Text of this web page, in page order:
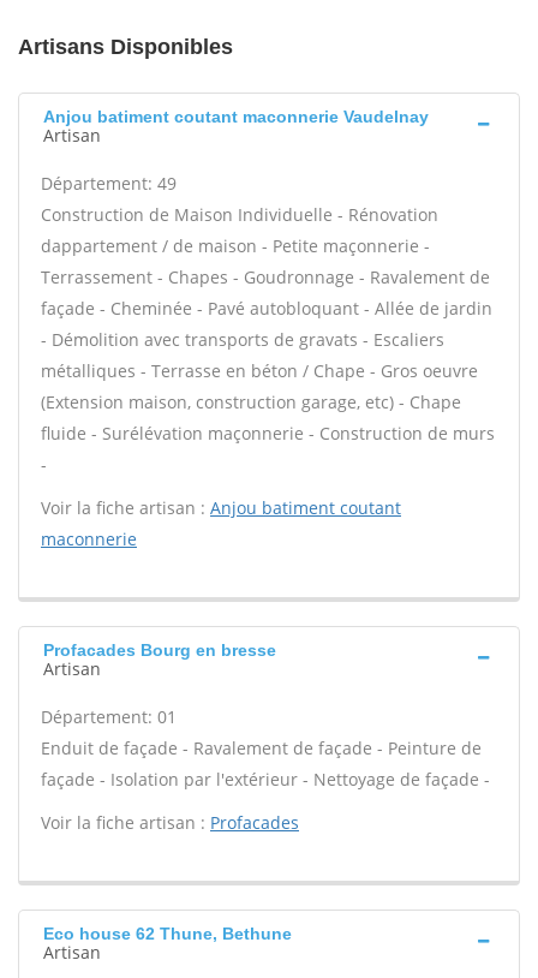
Artisans Disponibles
Anjou batiment coutant maconnerie Vaudelnay
Artisan
Département: 49
Construction de Maison Individuelle - Rénovation
dappartement / de maison - Petite maçonnerie -
Terrassement - Chapes - Goudronnage - Ravalement de
façade - Cheminée - Pavé autobloquant - Allée de jardin
- Démolition avec transports de gravats - Escaliers
métalliques - Terrasse en béton / Chape - Gros oeuvre
(Extension maison, construction garage, etc) - Chape
fluide - Surélévation maçonnerie - Construction de murs
-
Voir la fiche artisan : Anjou batiment coutant
maconnerie
Profacades Bourg en bresse
Artisan
Département: 01
Enduit de façade - Ravalement de façade - Peinture de
façade - Isolation par l'extérieur - Nettoyage de façade -
Voir la fiche artisan : Profacades
Eco house 62 Thune, Bethune
Artisan